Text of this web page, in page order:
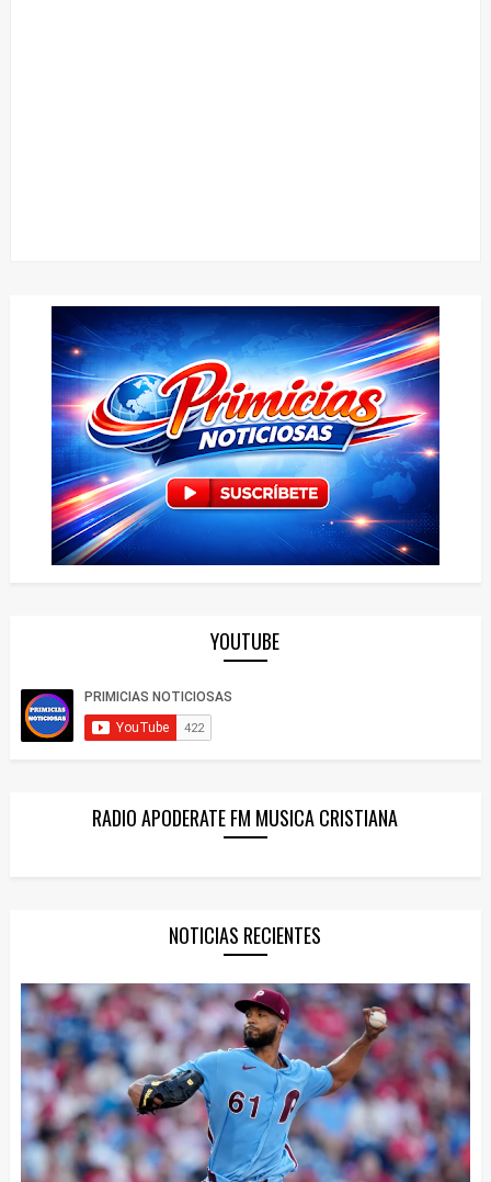
YOUTUBE
RADIO APODERATE FM MUSICA CRISTIANA
NOTICIAS RECIENTES